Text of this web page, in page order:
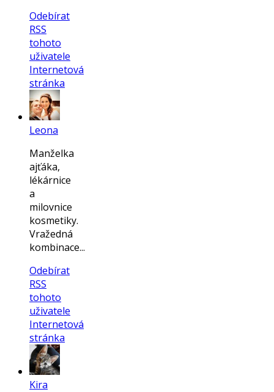
Odebírat
RSS
tohoto
uživatele
Internetová
stránka
Leona
Manželka
ajťáka,
lékárnice
a
milovnice
kosmetiky.
Vražedná
kombinace...
Odebírat
RSS
tohoto
uživatele
Internetová
stránka
Kira